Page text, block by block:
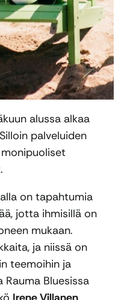
alussa alkaa
palveluiden
on tapahtumia
jotta ihmisillä on
mukaan.
ja niissä on
teemoihin ja
Bluesissa